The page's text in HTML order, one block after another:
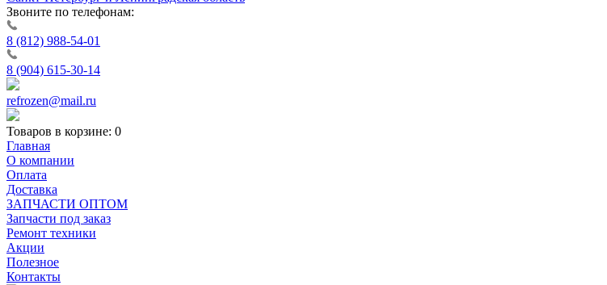
Звоните по телефонам:
8 (812) 988-54-01
8 (904) 615-30-14
refrozen@mail.ru
Товаров в корзине: 0
Главная
О компании
Оплата
Доставка
ЗАПЧАСТИ ОПТОМ
Запчасти под заказ
Ремонт техники
Акции
Полезное
Контакты